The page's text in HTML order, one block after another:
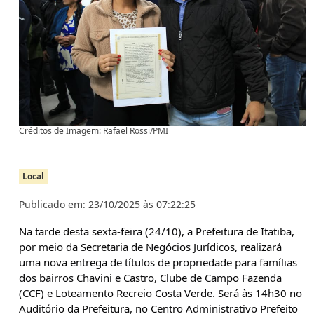
Créditos de Imagem: Rafael Rossi/PMI
Local
Publicado em: 23/10/2025 às 07:22:25
Na tarde desta sexta-feira (24/10), a Prefeitura de Itatiba,
por meio da Secretaria de Negócios Jurídicos, realizará
uma nova entrega de títulos de propriedade para famílias
dos bairros Chavini e Castro, Clube de Campo Fazenda
(CCF) e Loteamento Recreio Costa Verde. Será às 14h30 no
Auditório da Prefeitura, no Centro Administrativo Prefeito